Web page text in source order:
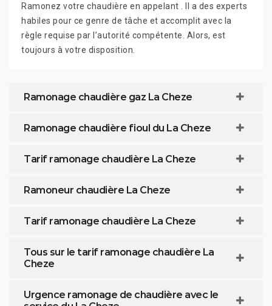
Ramonez votre chaudière en appelant . Il a des experts
habiles pour ce genre de tâche et accomplit avec la
règle requise par l’autorité compétente. Alors, est
toujours à votre disposition.
Ramonage chaudière gaz La Cheze
Ramonage chaudière fioul du La Cheze
Tarif ramonage chaudière La Cheze
Ramoneur chaudière La Cheze
Tarif ramonage chaudière La Cheze
Tous sur le tarif ramonage chaudière La
Cheze
Urgence ramonage de chaudière avec le